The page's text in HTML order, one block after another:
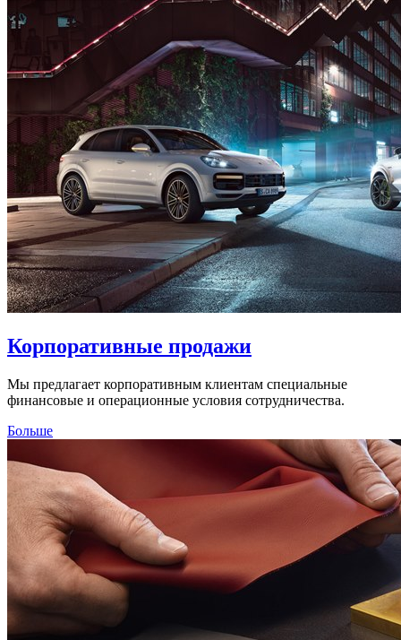
Корпоративные продажи
Мы предлагает корпоративным клиентам специальные
финансовые и операционные условия сотрудничества.
Больше